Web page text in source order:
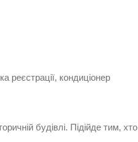
реєстрації, кондиціонер
будівлі. Підійде тим, хто